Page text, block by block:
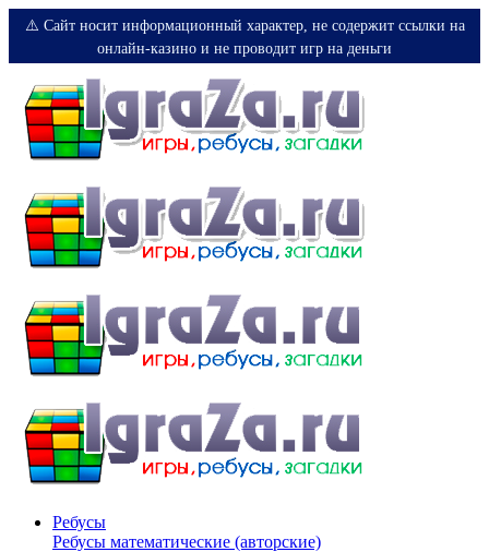
⚠️ Сайт носит информационный характер, не содержит ссылки на
онлайн-казино и не проводит игр на деньги
Ребусы
Ребусы математические (авторские)